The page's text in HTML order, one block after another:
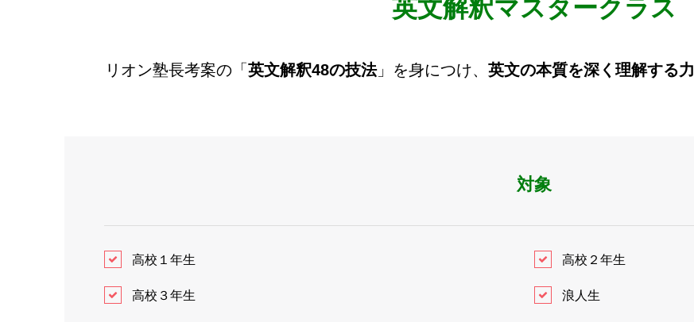
英文解釈マスタークラス
リオン塾長考案の「 英文解釈48の技法」を身につけ、 英文の本質を深く理解する力
対象
高校１年生 高校２年生
高校３年生 浪人生